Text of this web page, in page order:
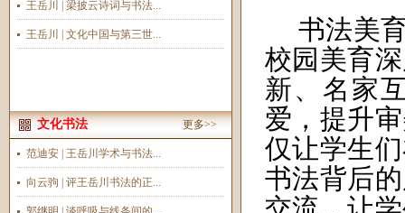
王岳川 | 梁披云诗词与书法...
王岳川 | 文化中国与第三世...
文化书法 更多>>
范迪安 | 王岳川学术与书法...
向云驹 | 评王岳川书法的正...
书法美
校园美育
新、名家
爱，提升
仅让学生
书法背后